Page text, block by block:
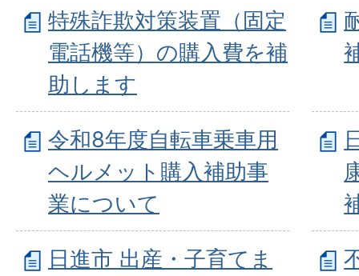
特殊詐欺対策装置（固定
電話機等）の購入費を補
助します
令和8年度自転車乗車用
ヘルメット購入補助事
業について
日進市 出産・子育てま